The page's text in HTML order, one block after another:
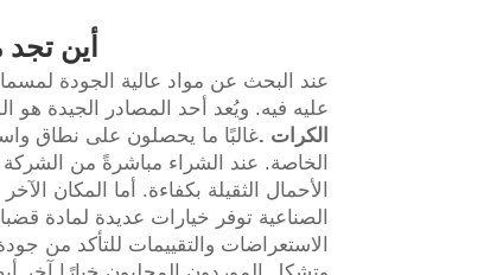
أين
عند البحث عن مواد عالية الجودة
عليه فيه. ويُعد أحد المصادر الجيدة
الكرات .غالبًا ما يحصلون على نطاق
الخاصة. عند الشراء مباشرةً من
الأحمال الثقيلة بكفاءة. أما المكان
الاستعراضات والتقييمات للتأكد من